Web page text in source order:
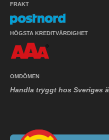
FRAKT
HÖGSTA KREDITVÄRDIGHET
OMDÖMEN
Handla tryggt hos Sveriges